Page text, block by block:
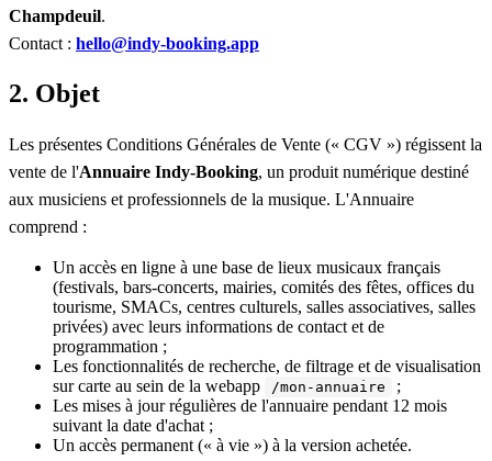
Champdeuil.
Contact : hello@indy-booking.app
2. Objet
Les présentes Conditions Générales de Vente (« CGV ») régissent la
vente de l'Annuaire Indy-Booking, un produit numérique destiné
aux musiciens et professionnels de la musique. L'Annuaire
comprend :
Un accès en ligne à une base de lieux musicaux français
(festivals, bars-concerts, mairies, comités des fêtes, offices du
tourisme, SMACs, centres culturels, salles associatives, salles
privées) avec leurs informations de contact et de
programmation ;
Les fonctionnalités de recherche, de filtrage et de visualisation
sur carte au sein de la webapp
/mon-annuaire
;
Les mises à jour régulières de l'annuaire pendant 12 mois
suivant la date d'achat ;
Un accès permanent (« à vie ») à la version achetée.